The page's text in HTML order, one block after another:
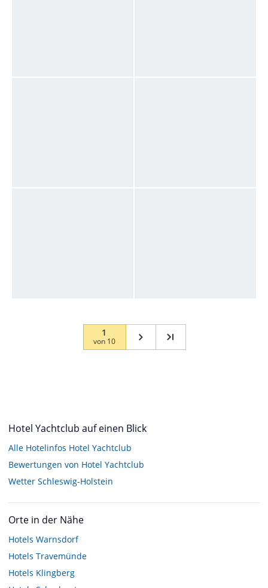
1
von 10
Hotel Yachtclub auf einen Blick
Alle Hotelinfos Hotel Yachtclub
Bewertungen von Hotel Yachtclub
Wetter Schleswig-Holstein
Orte in der Nähe
Hotels Warnsdorf
Hotels Travemünde
Hotels Klingberg